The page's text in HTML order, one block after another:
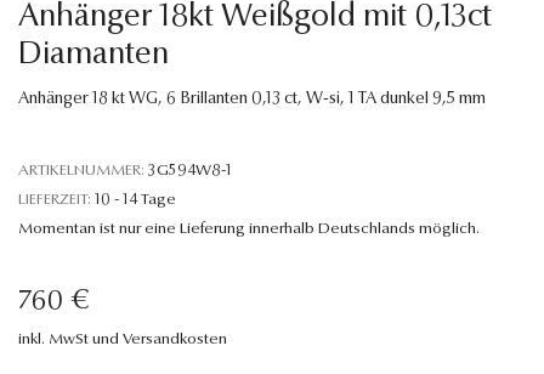
Anhänger 18kt Weißgold mit 0,13ct
Diamanten
Anhänger 18 kt WG, 6 Brillanten 0,13 ct, W-si, 1 TA dunkel 9,5 mm
ARTIKELNUMMER: 3G594W8-1
LIEFERZEIT: 10 - 14 Tage
Momentan ist nur eine Lieferung innerhalb Deutschlands möglich.
760 €
inkl. MwSt und Versandkosten